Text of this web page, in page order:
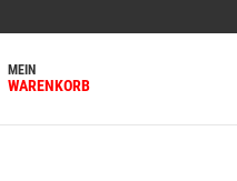
MEIN
WARENKORB